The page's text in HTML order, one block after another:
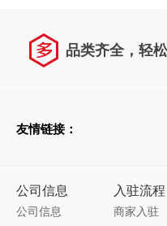
品类齐全，轻
友情链接：
公司信息
公司信息
入驻流程
商家入驻